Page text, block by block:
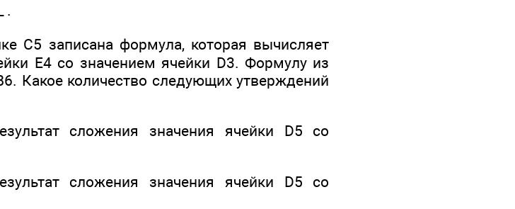
.
С5 записана формула, которая вычисляет
Е4 со значением ячейки D3. Формулу из
Какое количество следующих утверждений
сложения значения ячейки D5 со
сложения значения ячейки D5 со